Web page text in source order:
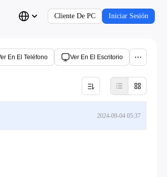
Cliente De PC Iniciar Sesión
En El Teléfono Ver En El Escritorio
2024-09-04 05:37